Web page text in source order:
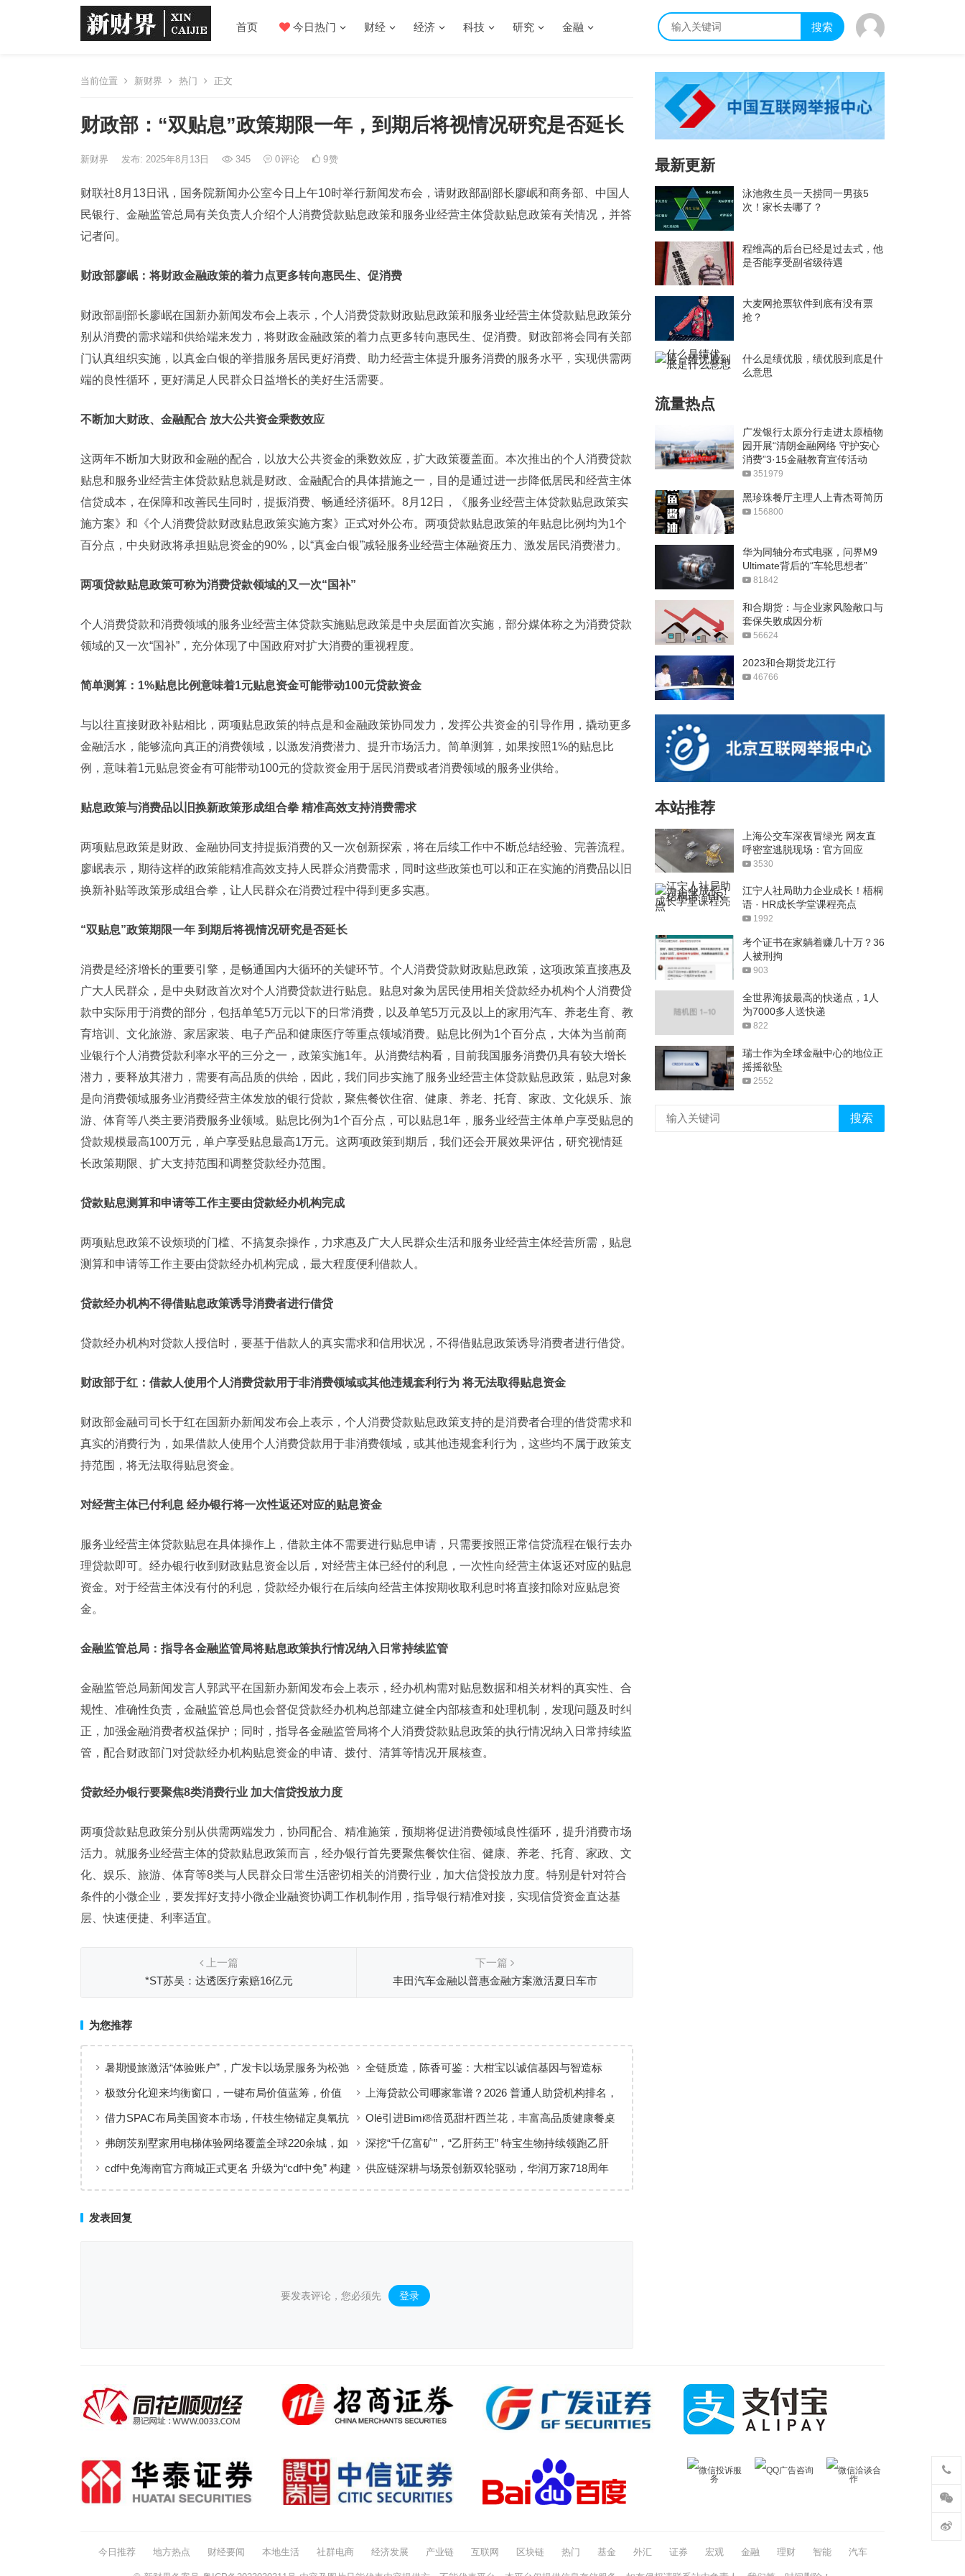
首页 今日热门 财经 经济 科技 研究 金融 搜索
当前位置 新财界 热门 正文
财政部：“双贴息”政策期限一年，到期后将视情况研究是否延长
新财界 发布: 2025年8月13日 345 0评论 9赞
财联社8月13日讯，国务院新闻办公室今日上午10时举行新闻发布会，请财政部副部长廖岷和商务部、中国人
民银行、金融监管总局有关负责人介绍个人消费贷款贴息政策和服务业经营主体贷款贴息政策有关情况，并答
记者问。
财政部廖岷：将财政金融政策的着力点更多转向惠民生、促消费
财政部副部长廖岷在国新办新闻发布会上表示，个人消费贷款财政贴息政策和服务业经营主体贷款贴息政策分
别从消费的需求端和供给端来发力，将财政金融政策的着力点更多转向惠民生、促消费。财政部将会同有关部
门认真组织实施，以真金白银的举措服务居民更好消费、助力经营主体提升服务消费的服务水平，实现供需两
端的良性循环，更好满足人民群众日益增长的美好生活需要。
不断加大财政、金融配合 放大公共资金乘数效应
这两年不断加大财政和金融的配合，以放大公共资金的乘数效应，扩大政策覆盖面。本次推出的个人消费贷款
贴息和服务业经营主体贷款贴息就是财政、金融配合的具体措施之一，目的是通过进一步降低居民和经营主体
信贷成本，在保障和改善民生同时，提振消费、畅通经济循环。8月12日，《服务业经营主体贷款贴息政策实
施方案》和《个人消费贷款财政贴息政策实施方案》正式对外公布。两项贷款贴息政策的年贴息比例均为1个
百分点，中央财政将承担贴息资金的90%，以“真金白银”减轻服务业经营主体融资压力、激发居民消费潜力。
两项贷款贴息政策可称为消费贷款领域的又一次“国补”
个人消费贷款和消费领域的服务业经营主体贷款实施贴息政策是中央层面首次实施，部分媒体称之为消费贷款
领域的又一次“国补”，充分体现了中国政府对扩大消费的重视程度。
简单测算：1%贴息比例意味着1元贴息资金可能带动100元贷款资金
与以往直接财政补贴相比，两项贴息政策的特点是和金融政策协同发力，发挥公共资金的引导作用，撬动更多
金融活水，能够流向真正的消费领域，以激发消费潜力、提升市场活力。简单测算，如果按照1%的贴息比
例，意味着1元贴息资金有可能带动100元的贷款资金用于居民消费或者消费领域的服务业供给。
贴息政策与消费品以旧换新政策形成组合拳 精准高效支持消费需求
两项贴息政策是财政、金融协同支持提振消费的又一次创新探索，将在后续工作中不断总结经验、完善流程。
廖岷表示，期待这样的政策能精准高效支持人民群众消费需求，同时这些政策也可以和正在实施的消费品以旧
换新补贴等政策形成组合拳，让人民群众在消费过程中得到更多实惠。
“双贴息”政策期限一年 到期后将视情况研究是否延长
消费是经济增长的重要引擎，是畅通国内大循环的关键环节。个人消费贷款财政贴息政策，这项政策直接惠及
广大人民群众，是中央财政首次对个人消费贷款进行贴息。贴息对象为居民使用相关贷款经办机构个人消费贷
款中实际用于消费的部分，包括单笔5万元以下的日常消费，以及单笔5万元及以上的家用汽车、养老生育、教
育培训、文化旅游、家居家装、电子产品和健康医疗等重点领域消费。贴息比例为1个百分点，大体为当前商
业银行个人消费贷款利率水平的三分之一，政策实施1年。从消费结构看，目前我国服务消费仍具有较大增长
潜力，要释放其潜力，需要有高品质的供给，因此，我们同步实施了服务业经营主体贷款贴息政策，贴息对象
是向消费领域服务业消费经营主体发放的银行贷款，聚焦餐饮住宿、健康、养老、托育、家政、文化娱乐、旅
游、体育等八类主要消费服务业领域。贴息比例为1个百分点，可以贴息1年，服务业经营主体单户享受贴息的
贷款规模最高100万元，单户享受贴息最高1万元。这两项政策到期后，我们还会开展效果评估，研究视情延
长政策期限、扩大支持范围和调整贷款经办范围。
贷款贴息测算和申请等工作主要由贷款经办机构完成
两项贴息政策不设烦琐的门槛、不搞复杂操作，力求惠及广大人民群众生活和服务业经营主体经营所需，贴息
测算和申请等工作主要由贷款经办机构完成，最大程度便利借款人。
贷款经办机构不得借贴息政策诱导消费者进行借贷
贷款经办机构对贷款人授信时，要基于借款人的真实需求和信用状况，不得借贴息政策诱导消费者进行借贷。
财政部于红：借款人使用个人消费贷款用于非消费领域或其他违规套利行为 将无法取得贴息资金
财政部金融司司长于红在国新办新闻发布会上表示，个人消费贷款贴息政策支持的是消费者合理的借贷需求和
真实的消费行为，如果借款人使用个人消费贷款用于非消费领域，或其他违规套利行为，这些均不属于政策支
持范围，将无法取得贴息资金。
对经营主体已付利息 经办银行将一次性返还对应的贴息资金
服务业经营主体贷款贴息在具体操作上，借款主体不需要进行贴息申请，只需要按照正常信贷流程在银行去办
理贷款即可。经办银行收到财政贴息资金以后，对经营主体已经付的利息，一次性向经营主体返还对应的贴息
资金。对于经营主体没有付的利息，贷款经办银行在后续向经营主体按期收取利息时将直接扣除对应贴息资
金。
金融监管总局：指导各金融监管局将贴息政策执行情况纳入日常持续监管
金融监管总局新闻发言人郭武平在国新办新闻发布会上表示，经办机构需对贴息数据和相关材料的真实性、合
规性、准确性负责，金融监管总局也会督促贷款经办机构总部建立健全内部核查和处理机制，发现问题及时纠
正，加强金融消费者权益保护；同时，指导各金融监管局将个人消费贷款贴息政策的执行情况纳入日常持续监
管，配合财政部门对贷款经办机构贴息资金的申请、拨付、清算等情况开展核查。
贷款经办银行要聚焦8类消费行业 加大信贷投放力度
两项贷款贴息政策分别从供需两端发力，协同配合、精准施策，预期将促进消费领域良性循环，提升消费市场
活力。就服务业经营主体的贷款贴息政策而言，经办银行首先要聚焦餐饮住宿、健康、养老、托育、家政、文
化、娱乐、旅游、体育等8类与人民群众日常生活密切相关的消费行业，加大信贷投放力度。特别是针对符合
条件的小微企业，要发挥好支持小微企业融资协调工作机制作用，指导银行精准对接，实现信贷资金直达基
层、快速便捷、利率适宜。
上一篇
*ST苏吴：达透医疗索赔16亿元
下一篇
丰田汽车金融以普惠金融方案激活夏日车市
为您推荐
暑期慢旅激活“体验账户”，广发卡以场景服务为松弛
出行添彩
全链质造，陈香可鉴：大柑宝以诚信基因与智造标
准，定义新会陈皮高质量发展
极致分化迎来均衡窗口，一键布局价值蓝筹，价值
ETF华夏火热开售
上海贷款公司哪家靠谱？2026 普通人助贷机构排名，
工薪族借钱选择指南
借力SPAC布局美国资本市场，仟枝生物锚定臭氧抗
菌黄金赛道
Olé引进Bimi®倍觅甜杆西兰花，丰富高品质健康餐桌
新选择
弗朗茨别墅家用电梯体验网络覆盖全球220余城，如
何实现高效服务响应
深挖“千亿富矿”，“乙肝药王” 特宝生物持续领跑乙肝
临床治愈
cdf中免海南官方商城正式更名 升级为“cdf中免” 构建
供应链深耕与场景创新双轮驱动，华润万家718周年
发表回复
要发表评论，您必须先 登录 。
最新更新
泳池救生员一天捞同一男孩5
次！家长去哪了？
程维高的后台已经是过去式，他
是否能享受副省级待遇
大麦网抢票软件到底有没有票
抢？
什么是绩优股，绩优股到底是什
么意思
流量热点
广发银行太原分行走进太原植物
园开展“清朗金融网络 守护安心
消费”3·15金融教育宣传活动
351979
黑珍珠餐厅主理人上青杰哥简历
156800
华为同轴分布式电驱，问界M9
Ultimate背后的“车轮思想者”
81842
和合期货：与企业家风险敞口与
套保失败成因分析
56624
2023和合期货龙江行
46766
本站推荐
上海公交车深夜冒绿光 网友直
呼密室逃脱现场：官方回应
3530
江宁人社局助力企业成长！梧桐
语 · HR成长学堂课程亮点
1992
考个证书在家躺着赚几十万？36
人被刑拘
903
全世界海拔最高的快递点，1人
为7000多人送快递
822
瑞士作为全球金融中心的地位正
摇摇欲坠
2552
搜索
微信投诉服
务
QQ广告咨询
微信洽谈合
作
今日推荐 地方热点 财经要闻 本地生活 社群电商 经济发展 产业链 互联网 区块链 热门 基金 外汇 证券 宏观 金融 理财 智能 汽车